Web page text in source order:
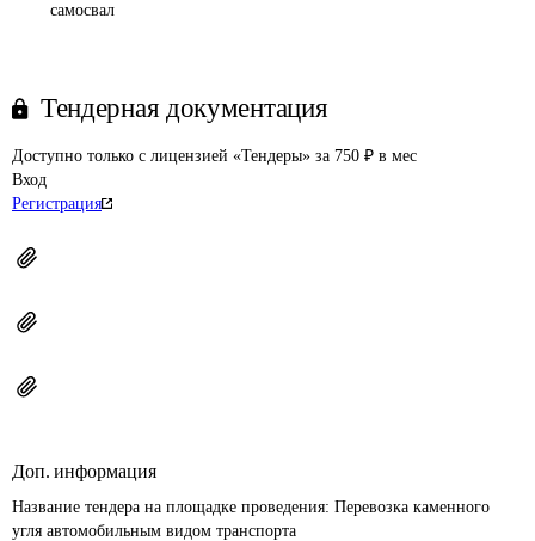
самосвал
Тендерная документация
Доступно только с лицензией «Тендеры» за 750 ₽ в мес
Вход
Регистрация
Доп. информация
Название тендера на площадке проведения: Перевозка каменного
угля автомобильным видом транспорта